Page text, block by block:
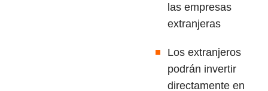
las empresas
extranjeras
Los extranjeros
podrán invertir
directamente en